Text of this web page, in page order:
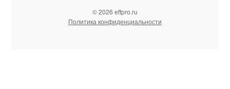
© 2026 eftpro.ru
Политика конфиденциальности